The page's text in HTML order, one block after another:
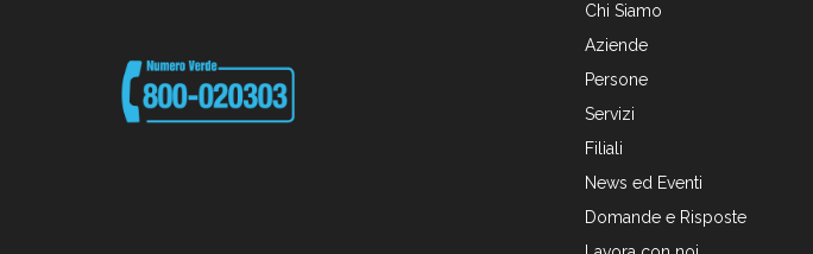
Chi Siamo
Aziende
Persone
Servizi
Filiali
News ed Eventi
Domande e Risposte